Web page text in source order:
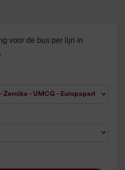
voor de bus per lijn in